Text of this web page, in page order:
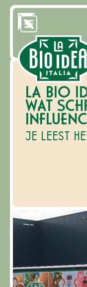
LA BIO
WAT
JE LEEST